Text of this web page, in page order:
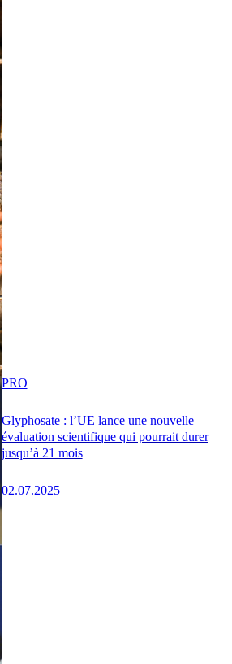
Glyphosate : l’UE lance une nouvelle
évaluation scientifique qui pourrait durer
jusqu’à 21 mois
02.07.2025
PRO